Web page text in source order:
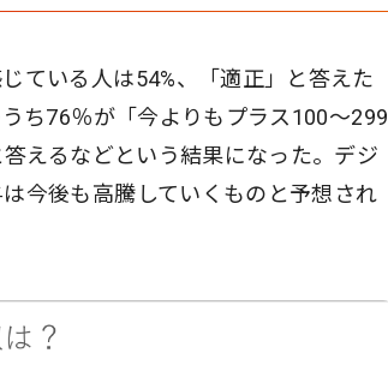
ている人は54%、「適正」と答えた
ち76％が「今よりもプラス100～299
えるなどという結果になった。デジ
今後も高騰していくものと予想され